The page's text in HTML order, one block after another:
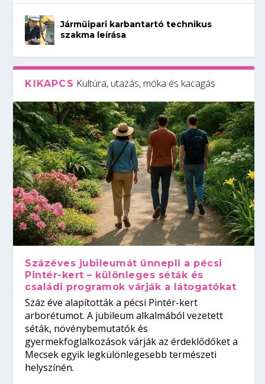
Járműipari karbantartó technikus
szakma leírása
KIKAPCS Kultúra, utazás, móka és kacagás
Százéves jubileumát ünnepli a pécsi
Pintér-kert – különleges séták és
családi programok várják a látogatókat
Száz éve alapították a pécsi Pintér-kert
arborétumot. A jubileum alkalmából vezetett
séták, növénybemutatók és
gyermekfoglalkozások várják az érdeklődőket a
Mecsek egyik legkülönlegesebb természeti
helyszínén.